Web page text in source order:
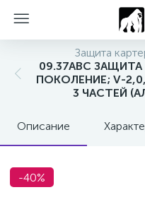
Защита
09.37ABC
ПОКОЛЕНИЕ; V-
3 ЧАСТЕЙ
Описание
-40%